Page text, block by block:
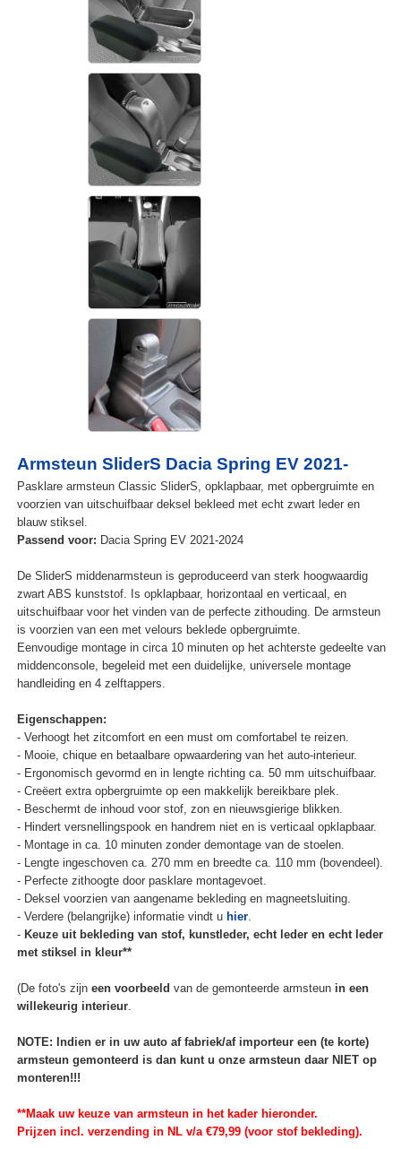
Armsteun SliderS Dacia Spring EV 2021-
Pasklare armsteun Classic SliderS, opklapbaar, met opbergruimte en
voorzien van uitschuifbaar deksel bekleed met echt zwart leder en
blauw stiksel.
Passend voor: Dacia Spring EV 2021-2024
De SliderS middenarmsteun is geproduceerd van sterk hoogwaardig
zwart ABS kunststof. Is opklapbaar, horizontaal en verticaal, en
uitschuifbaar voor het vinden van de perfecte zithouding. De armsteun
is voorzien van een met velours beklede opbergruimte.
Eenvoudige montage in circa 10 minuten op het achterste gedeelte van
middenconsole, begeleid met een duidelijke, universele montage
handleiding en 4 zelftappers.
Eigenschappen:
- Verhoogt het zitcomfort en een must om comfortabel te reizen.
- Mooie, chique en betaalbare opwaardering van het auto-interieur.
- Ergonomisch gevormd en in lengte richting ca. 50 mm uitschuifbaar.
- Creëert extra opbergruimte op een makkelijk bereikbare plek.
- Beschermt de inhoud voor stof, zon en nieuwsgierige blikken.
- Hindert versnellingspook en handrem niet en is verticaal opklapbaar.
- Montage in ca. 10 minuten zonder demontage van de stoelen.
- Lengte ingeschoven ca. 270 mm en breedte ca. 110 mm (bovendeel).
- Perfecte zithoogte door pasklare montagevoet.
- Deksel voorzien van aangename bekleding en magneetsluiting.
- Verdere (belangrijke) informatie vindt u hier.
- Keuze uit bekleding van stof, kunstleder, echt leder en echt leder
met stiksel in kleur**
(De foto's zijn een voorbeeld van de gemonteerde armsteun in een
willekeurig interieur.
NOTE: Indien er in uw auto af fabriek/af importeur een (te korte)
armsteun gemonteerd is dan kunt u onze armsteun daar NIET op
monteren!!!
**Maak uw keuze van armsteun in het kader hieronder.
Prijzen incl. verzending in NL v/a €79,99 (voor stof bekleding).